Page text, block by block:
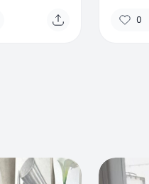
話
作りかた
0
0